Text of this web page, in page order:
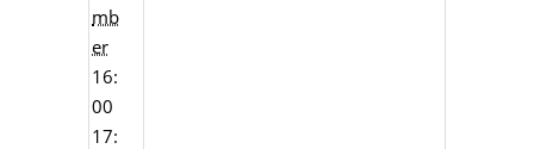
mb
er
16:
00
17: